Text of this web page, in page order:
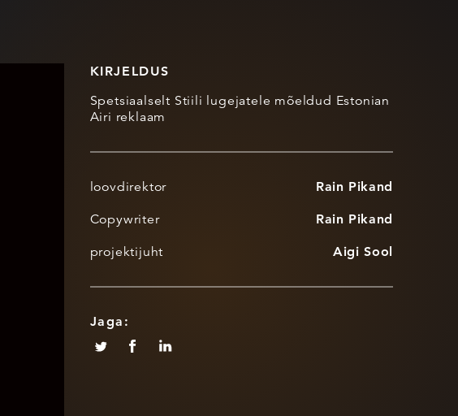
KIRJELDUS
Spetsiaalselt Stiili lugejatele mõeldud Estonian
Airi reklaam
loovdirektor Rain Pikand
Copywriter Rain Pikand
projektijuht Aigi Sool
Jaga: